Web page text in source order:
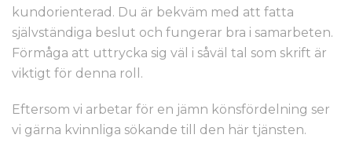
kundorienterad. Du är bekväm med att fatta
självständiga beslut och fungerar bra i samarbeten.
Förmåga att uttrycka sig väl i såväl tal som skrift är
viktigt för denna roll.
Eftersom vi arbetar för en jämn könsfördelning ser
vi gärna kvinnliga sökande till den här tjänsten.